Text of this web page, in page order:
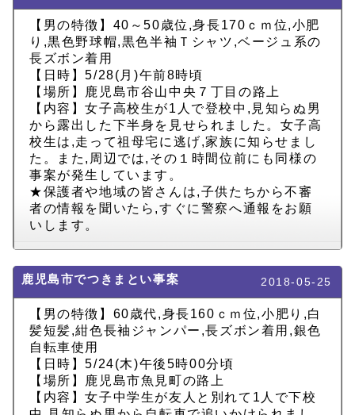
【男の特徴】40～50歳位,身長170ｃｍ位,小肥
り,黒色野球帽,黒色半袖Ｔシャツ,ベージュ系の
長ズボン着用
【日時】5/28(月)午前8時頃
【場所】鹿児島市谷山中央７丁目の路上
【内容】女子高校生が1人で登校中,見知らぬ男
から露出した下半身を見せられました。女子高
校生は,走って祖母宅に逃げ,家族に知らせまし
た。また,周辺では,その１時間位前にも同様の
事案が発生しています。
★保護者や地域の皆さんは,子供たちから不審
者の情報を聞いたら,すぐに警察へ通報をお願
いします。
鹿児島市でつきまとい事案 2018-05-25
【男の特徴】60歳代,身長160ｃｍ位,小肥り,白
髪短髪,紺色長袖ジャンパー,長ズボン着用,銀色
自転車使用
【日時】5/24(木)午後5時00分頃
【場所】鹿児島市魚見町の路上
【内容】女子中学生が友人と別れて1人で下校